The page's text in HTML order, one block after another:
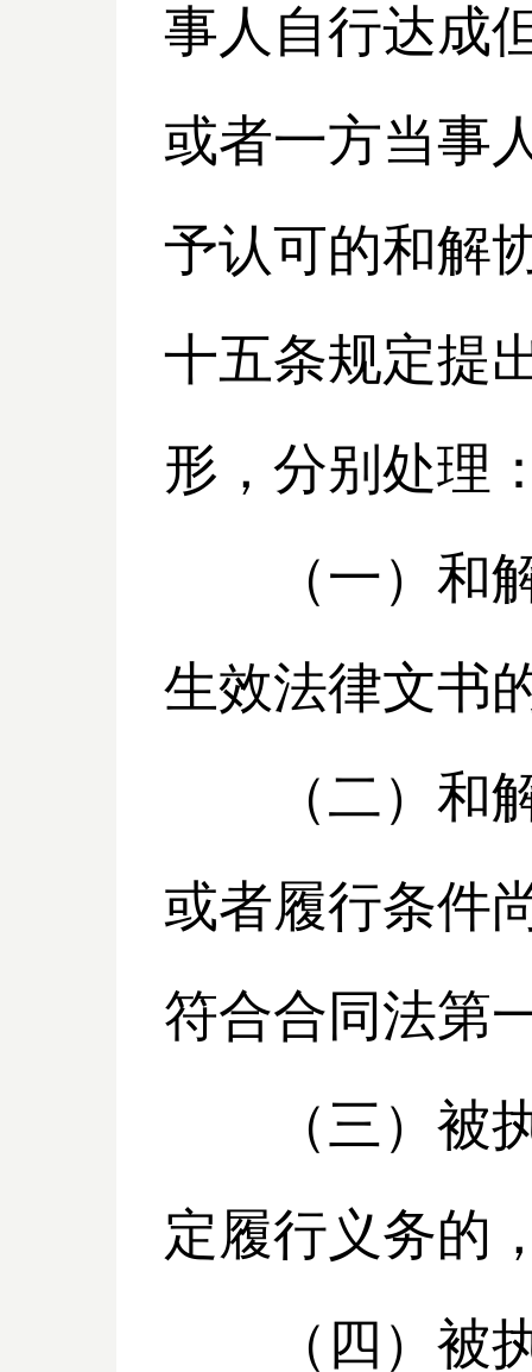
事人自行达成
或者一方当事
予认可的和解
十五条规定提
形，分别处理
（一）和解
生效法律文书
（二）和解
或者履行条件
符合合同法第
（三）被执
定履行义务的
（四）被执